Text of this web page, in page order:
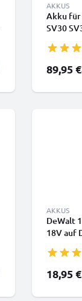
AKKUS
Akku für
SV30
SV20
89,95 €
AKKUS
DeWalt
18V auf
18,95 €